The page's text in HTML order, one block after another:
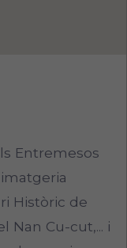
Entremesos
Històric de
Nan Cu-cut,... i